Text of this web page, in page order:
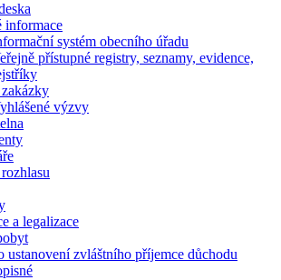
informace
systém obecního úřadu
přístupné registry, seznamy, evidence,
výzvy
a legalizace
ustanovení zvláštního příjemce důchodu